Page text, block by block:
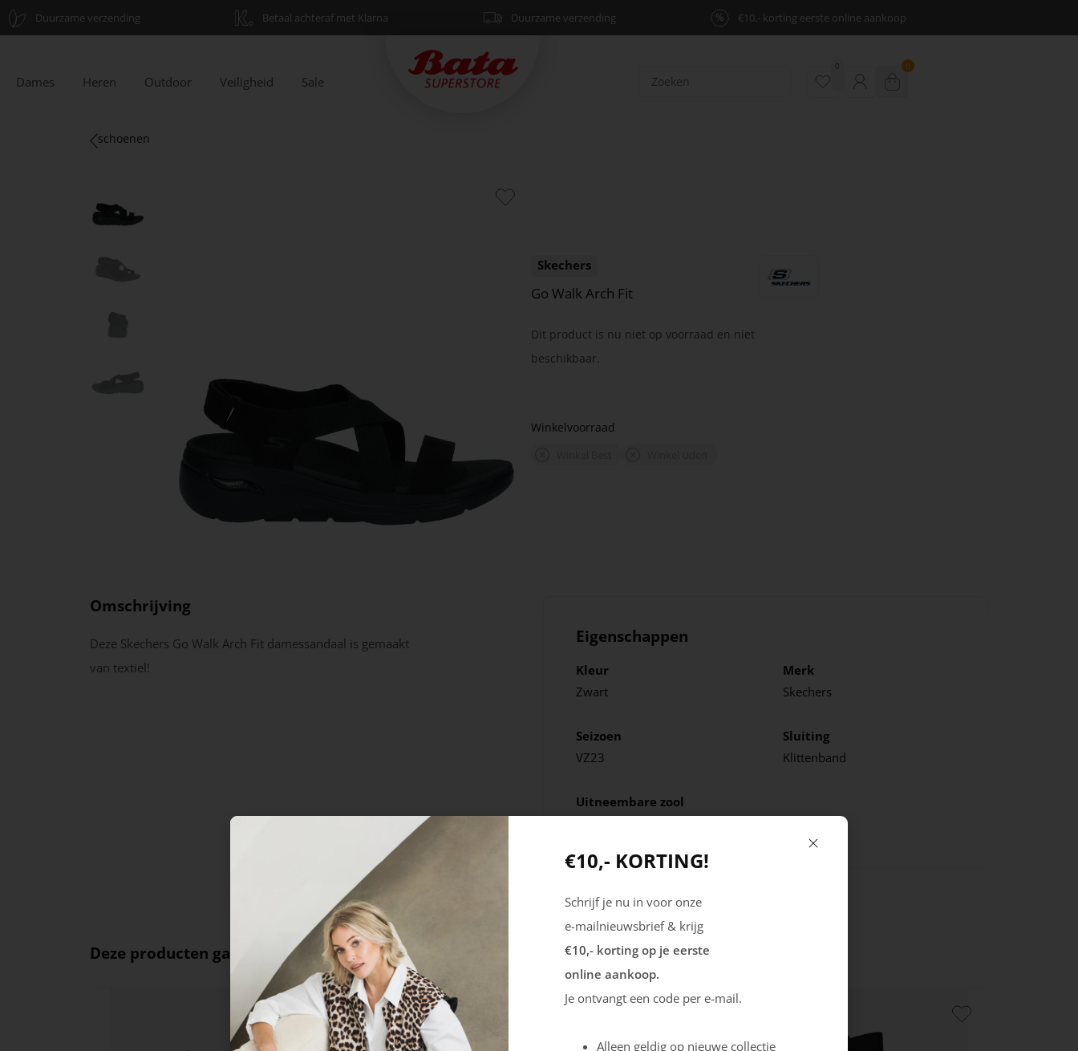
Duurzame verzending Betaal achteraf met Klarna Duurzame verzending % €10,- korting eerste online aankoop
Dames Heren Outdoor Veiligheid Sale
0 0
schoenen
Skechers
Go Walk Arch Fit
Dit product is nu niet op voorraad en niet
beschikbaar.
Winkelvoorraad
Omschrijving
Deze Skechers Go Walk Arch Fit damessandaal is gemaakt
van textiel!
Eigenschappen
Kleur
Zwart
Merk
Skechers
Seizoen
VZ23
Sluiting
Klittenband
Uitneembare zool
Deze producten ga je leuk vinden
€10,- KORTING!
Schrijf je nu in voor onze
e-mailnieuwsbrief & krijg
€10,- korting op je eerste
online aankoop.
Je ontvangt een code per e-mail.
Alleen geldig op nieuwe collectie